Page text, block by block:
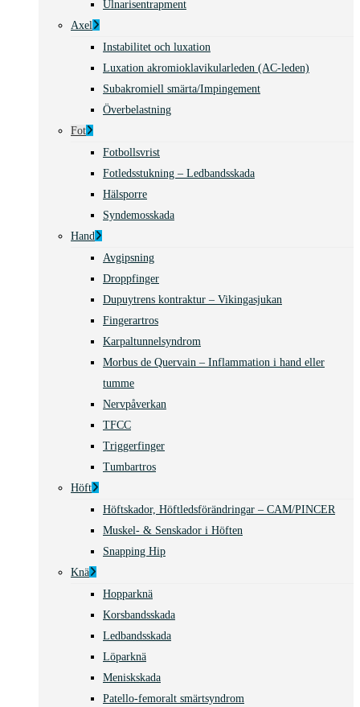
Ulnarisentrapment
Axel
Instabilitet och luxation
Luxation akromioklavikularleden (AC-leden)
Subakromiell smärta/Impingement
Överbelastning
Fot
Fotbollsvrist
Fotledsstukning – Ledbandsskada
Hälsporre
Syndemosskada
Hand
Avgipsning
Droppfinger
Dupuytrens kontraktur – Vikingasjukan
Fingerartros
Karpaltunnelsyndrom
Morbus de Quervain – Inflammation i hand eller
tumme
Nervpåverkan
TFCC
Triggerfinger
Tumbartros
Höft
Höftskador, Höftledsförändringar – CAM/PINCER
Muskel- & Senskador i Höften
Snapping Hip
Knä
Hopparknä
Korsbandsskada
Ledbandsskada
Löparknä
Meniskskada
Patello-femoralt smärtsyndrom